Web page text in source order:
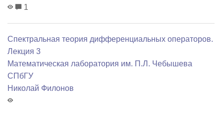
1
Спектральная теория дифференциальных операторов.
Лекция 3
Математичеcкая лаборатория им. П.Л. Чебышева
СПбГУ
Николай Филонов